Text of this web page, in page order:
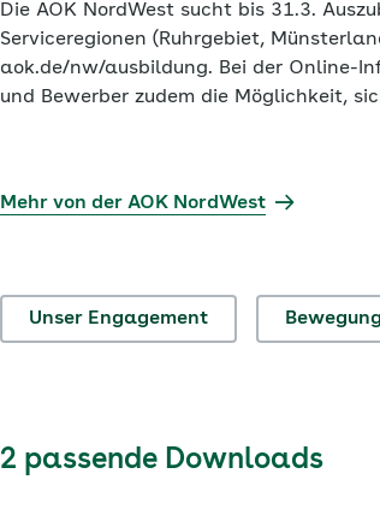
Die AOK NordWest sucht bis 31.3.
Serviceregionen (Ruhrgebiet,
aok.de/nw/ausbildung. Bei der Online-
und Bewerber zudem die Möglichkeit,
Mehr von der AOK NordWest
Unser Engagement Bewegung
2 passende Downloads